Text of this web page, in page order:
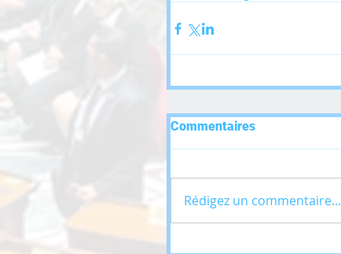
Commentaires
Rédigez un commentaire...